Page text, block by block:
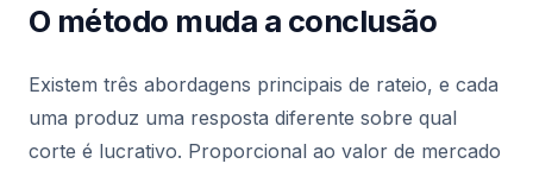
O método muda a conclusão
Existem três abordagens principais de rateio, e cada
uma produz uma resposta diferente sobre qual
corte é lucrativo. Proporcional ao valor de mercado